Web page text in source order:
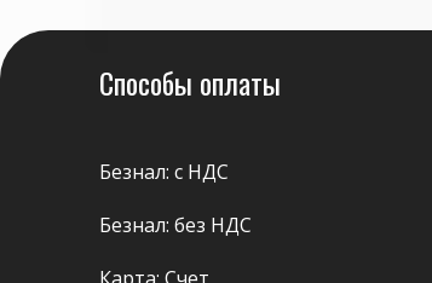
Способы оплаты
Безнал: с НДС
Безнал: без НДС
Карта: Счет